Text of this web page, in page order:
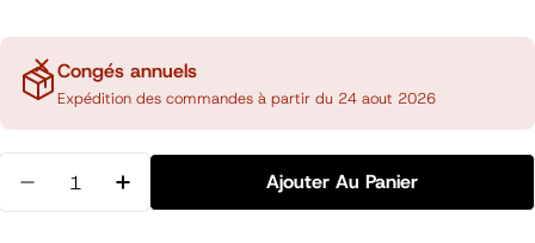
Congés annuels
Expédition des commandes à partir du 24 aout 2026
Diminuer La Quantité Pour Marque-Page Clip
Augmenter La Quantité Pour Marque-
Ajouter Au Panier